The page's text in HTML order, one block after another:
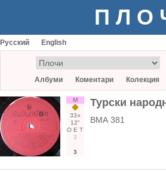
Русский English
Албуми Коментари Колекция
М
33○
12"
О Е Т
3
3
Турски
ВМА 381